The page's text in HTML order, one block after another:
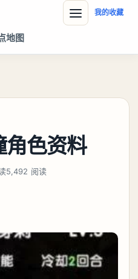
地图
我的收藏
色资料
5,492 阅读